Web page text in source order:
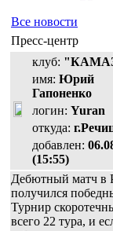
Все новости
Пресс-центр
клуб:
имя: Юрий
Гапоненко
логин: Yuran
откуда:
добавлен:
(15:55)
Дебютный матч в
получился
Турнир
всего 22 тура, и